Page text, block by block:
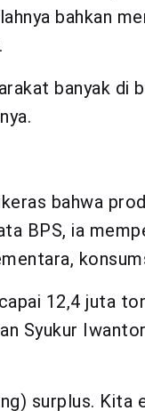
bahkan
banyak
bahwa
BPS, ia
12,4 juta
Syukur
surplus.